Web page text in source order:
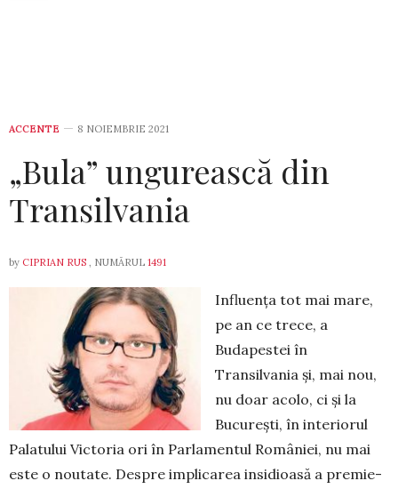
ACCENTE 8 NOIEMBRIE 2021
„Bula” ungurească din
Transilvania
by CIPRIAN RUS , NUMĂRUL 1491
Influența tot mai mare,
pe an ce trece, a
Budapestei în
Transilvania și, mai nou,
nu doar acolo, ci și la
București, în interiorul
Palatului Victoria ori în Parlamentul României, nu mai
este o noutate. Despre im­plicarea insidioasă a premie­